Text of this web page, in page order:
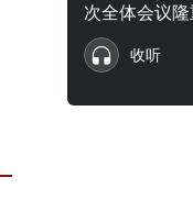
次全体会议
收听